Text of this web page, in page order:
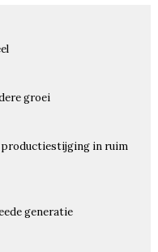
groei
in ruim
generatie